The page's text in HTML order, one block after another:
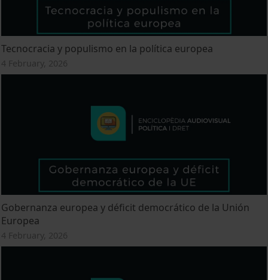
Tecnocracia y populismo en la política europea
4 February, 2026
Gobernanza europea y déficit democrático de la Unión
Europea
4 February, 2026